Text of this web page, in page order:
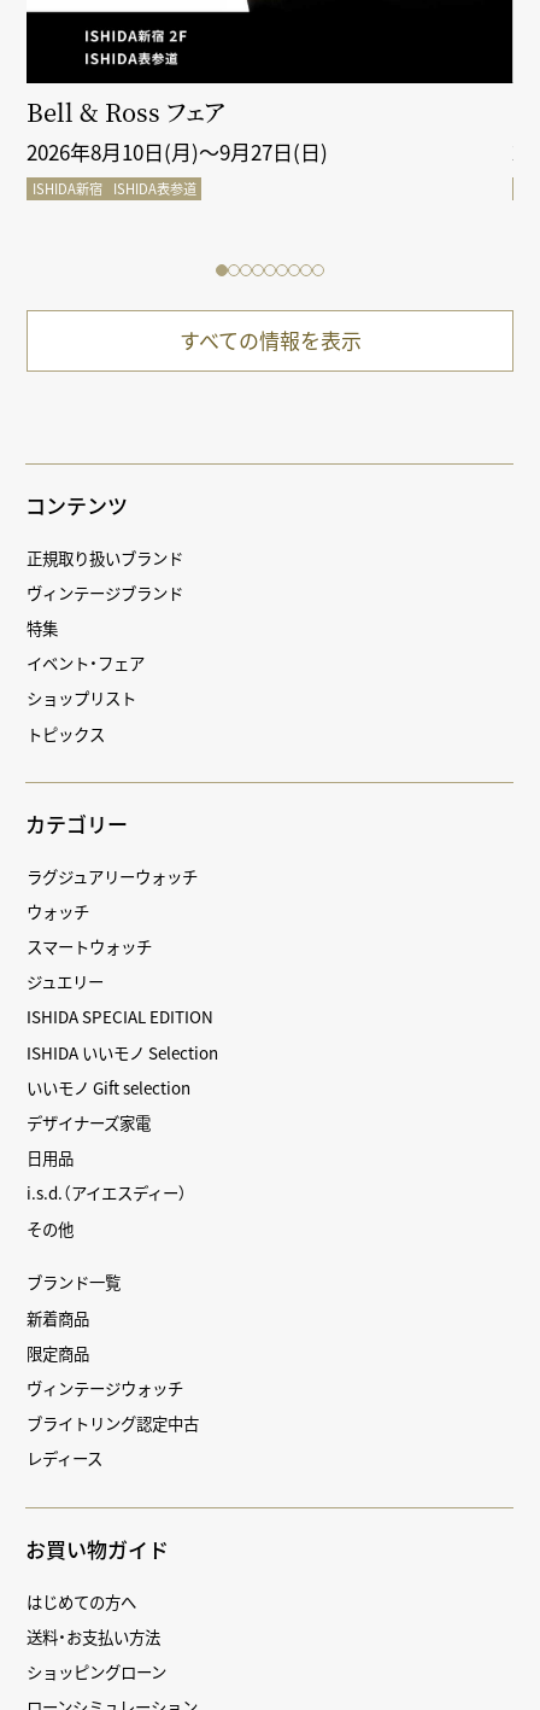
Bell & Ross フェア
2026年8月10日(月)～9月27日(日)
ISHIDA新宿 ISHIDA表参道
すべての情報を表示
コンテンツ
正規取り扱いブランド
ヴィンテージブランド
特集
イベント・フェア
ショップリスト
トピックス
カテゴリー
ラグジュアリーウォッチ
ウォッチ
スマートウォッチ
ジュエリー
ISHIDA SPECIAL EDITION
ISHIDA いいモノ Selection
いいモノ Gift selection
デザイナーズ家電
日用品
i.s.d.（アイエスディー）
その他
ブランド一覧
新着商品
限定商品
ヴィンテージウォッチ
ブライトリング認定中古
レディース
お買い物ガイド
はじめての方へ
送料・お支払い方法
ショッピングローン